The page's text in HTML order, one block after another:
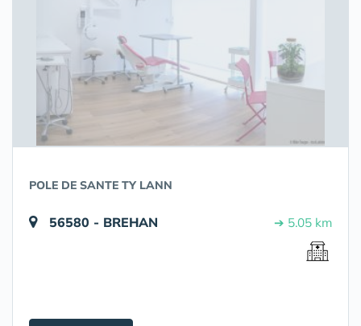
POLE DE SANTE TY LANN
56580 - BREHAN ➔ 5.05 km